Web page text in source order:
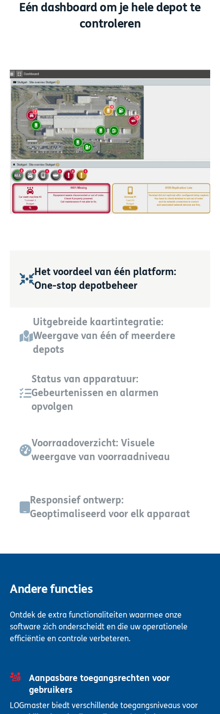
Eén dashboard om je hele depot te
controleren
Het voordeel van één platform:
One-stop depotbeheer
Uitgebreide kaartintegratie:
Weergave van één of meerdere
depots
Status van apparatuur:
Gebeurtenissen en alarmen
opvolgen
Voorraadoverzicht: Visuele
weergave van voorraadniveau
Responsief ontwerp:
Geoptimaliseerd voor elk apparaat
Andere functies
Ontdek de extra functionaliteiten waarmee onze
software zich onderscheidt en die uw operationele
efficiëntie en controle verbeteren.
Aanpasbare toegangsrechten voor
gebruikers
LOGmaster biedt verschillende toegangsniveaus voor